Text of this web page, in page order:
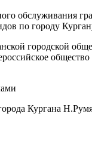
обслуживания
по городу
городской
Кургана